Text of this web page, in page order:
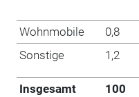
Wohnmobile 0,8
Sonstige
1,2
Insgesamt 100